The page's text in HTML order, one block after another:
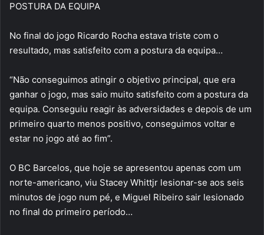
POSTURA DA EQUIPA
No final do jogo Ricardo Rocha estava triste com o
resultado, mas satisfeito com a postura da equipa…
“Não conseguimos atingir o objetivo principal, que era
ganhar o jogo, mas saio muito satisfeito com a postura da
equipa. Conseguiu reagir às adversidades e depois de um
primeiro quarto menos positivo, conseguimos voltar e
estar no jogo até ao fim”.
O BC Barcelos, que hoje se apresentou apenas com um
norte-americano, viu Stacey Whittjr lesionar-se aos seis
minutos de jogo num pé, e Miguel Ribeiro sair lesionado
no final do primeiro período…